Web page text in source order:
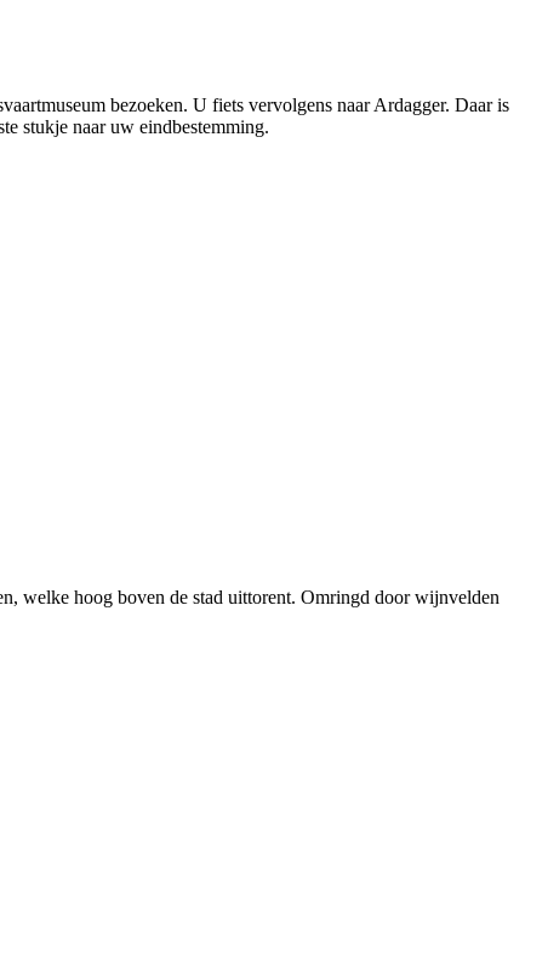
bezoeken. U fiets vervolgens naar Ardagger. Daar is
stukje naar uw eindbestemming.
welke hoog boven de stad uittorent. Omringd door wijnvelden